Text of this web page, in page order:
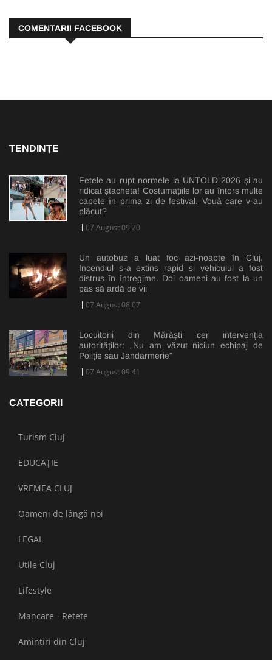
COMENTARII FACEBOOK
TENDINȚE
Fetele au rupt normele la UNTOLD 2026 și au
ridicat ștacheta! Costumațiile lor au întors multe
capete în prima zi de festival. Vouă care v-au
plăcut?
07 August 09:20
Un autobuz a luat foc azi-noapte în Cluj.
Incendiul s-a extins rapid și vehiculul a fost
distrus în întregime. Doi oameni au fost la un
pas să ardă de vii
07 August 08:07
Locuitorii din Mărăști cer intervenția
autorităților: „Nu am văzut niciun echipaj de
Poliție sau Jandarmerie”
07 August 09:41
CATEGORII
Turism Cluj
EDUCAȚIE
VREMEA CLUJ
Oameni de lângă noi
LEGAL
Utile Cluj
Lifestyle
Mancare - Retete
Amintiri din Cluj